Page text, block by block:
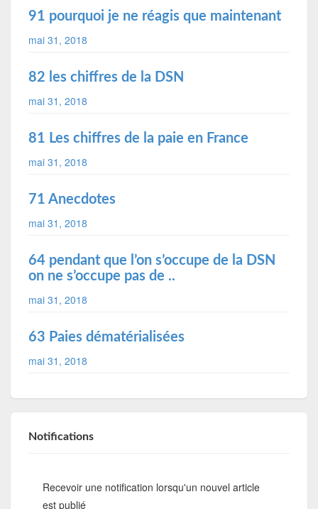
91 pourquoi je ne réagis que maintenant
mai 31, 2018
82 les chiffres de la DSN
mai 31, 2018
81 Les chiffres de la paie en France
mai 31, 2018
71 Anecdotes
mai 31, 2018
64 pendant que l’on s’occupe de la DSN
on ne s’occupe pas de ..
mai 31, 2018
63 Paies dématérialisées
mai 31, 2018
Notifications
Recevoir une notification lorsqu'un nouvel article
est publié